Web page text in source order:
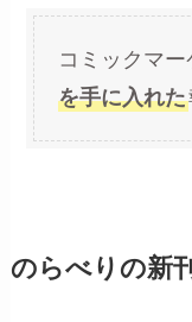
コミックマ
を手に入れた
のらべりの新